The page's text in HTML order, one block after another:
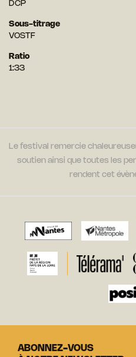
DCP
Sous-titrage
VOSTF
Ratio
1:33
Le festival remercie
soutien ainsi que toutes les
rendent cet
ABONNEZ-VOUS